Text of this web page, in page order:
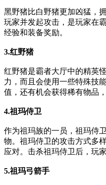
黑野猪比白野猪更加凶猛，
玩家并发起攻击，是玩家在
经验和装备奖励。
3.红野猪
红野猪是霸者大厅中的精英
力，而且会使用一些特殊技
值，还有机会获得稀有物品
4.祖玛侍卫
作为祖玛族的一员，祖玛侍
物。祖玛侍卫的攻击方式多
应对。击杀祖玛侍卫后，玩
5.祖玛弓箭手